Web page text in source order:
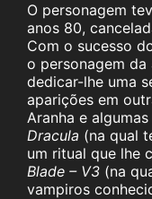
O personagem
anos 80,
Com o sucesso
o personagem
dedicar-lhe uma
aparições em
Aranha e
Dracula (na qual
um ritual que lhe
Blade – V3 (na
vampiros